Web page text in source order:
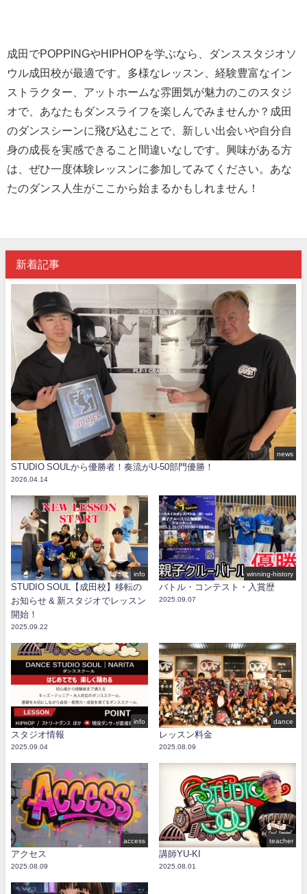
成田でPOPPINGやHIPHOPを学ぶなら、ダンススタジオソ
ウル成田校が最適です。多様なレッスン、経験豊富なイン
ストラクター、アットホームな雰囲気が魅力のこのスタジ
オで、あなたもダンスライフを楽しんでみませんか？成田
のダンスシーンに飛び込むことで、新しい出会いや自分自
身の成長を実感できること間違いなしです。興味がある方
は、ぜひ一度体験レッスンに参加してみてください。あな
たのダンス人生がここから始まるかもしれません！
新着記事
news
STUDIO SOULから優勝者！奏流がU-50部門優勝！
2026.04.14
info
STUDIO SOUL【成田校】移転の
お知らせ & 新スタジオでレッスン
開始！
2025.09.22
winning-history
バトル・コンテスト・入賞歴
2025.09.07
info
スタジオ情報
2025.09.04
dance
レッスン料金
2025.08.09
access
アクセス
2025.08.09
teacher
講師YU-KI
2025.08.01